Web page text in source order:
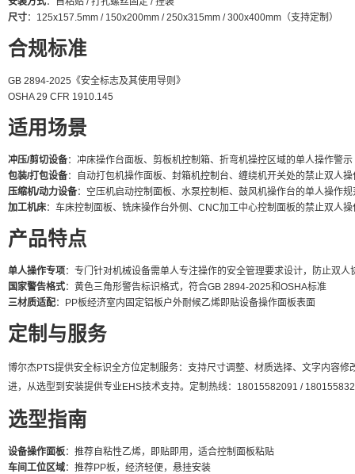
尺寸：125x157.5mm / 150x200mm / 250x315mm / 300x400mm（支持定制）
合规标准
GB 2894-2025《安全标志及其使用导则》
OSHA 29 CFR 1910.145
适用场景
冲压/剪切设备：冲床操作台面板、剪板机控制箱、折弯机操控区域的单人操作警示
包装/打包设备：自动打包机操作面板、封箱机控制台、缠绕机开关处的禁止双人操
压缩机/动力设备：空压机启动控制面板、水泵控制柜、鼓风机操作台的单人操作规
加工机床：车床控制面板、铣床操作台外侧、CNC加工中心控制面板的禁止双人操
产品特点
单人操作专项：专门针对机械设备需单人专注操作的安全管理要求设计，防止双人
国家警告格式：黄色三角形警告标识格式，符合GB 2894-2025和OSHA标准
三材质适配：PP板经济室内固定铝板户外耐候乙烯即贴设备操作面板表面
定制与服务
博尔杰PTS提供安全标识全方位定制服务：支持尺寸调整、材质选择、文字内容
进，从选型到安装提供专业EHS技术支持。定制热线：18015582091 /
选型指南
设备操作面板：推荐自粘性乙烯，即贴即用，适合控制面板粘贴
车间工位区域：推荐PP板，经济轻便，悬挂安装